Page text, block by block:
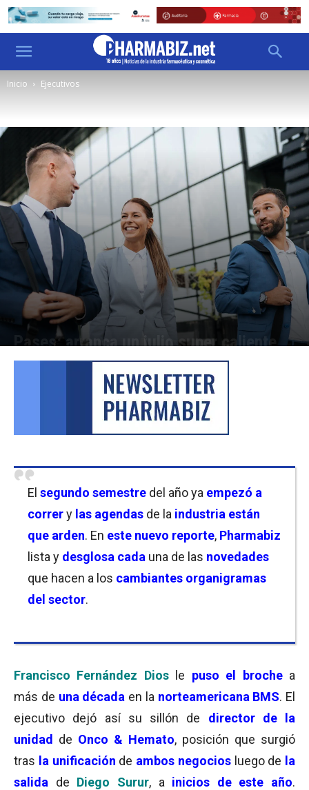
Inicio Ejecutivos
Pases: arranca un julio super caliente
Por Laura Ponasso - 07/07/2023 13:15
El segundo semestre del año ya empezó a
correry las agendas de la industria están
que arden. En este nuevo reporte, Pharmabiz
lista y desglosa cada una de las novedades
que hacen a los cambiantes organigramas
del sector.
Francisco Fernández Diosle puso el broche a
más de una década en la norteamericana BMS. El
ejecutivo dejó así su sillón de director de la
unidad
de Onco & Hemato, posición que surgió
tras la unificación de ambos negociosluego de la
salida
de Diego Surur, a inicios de este año.